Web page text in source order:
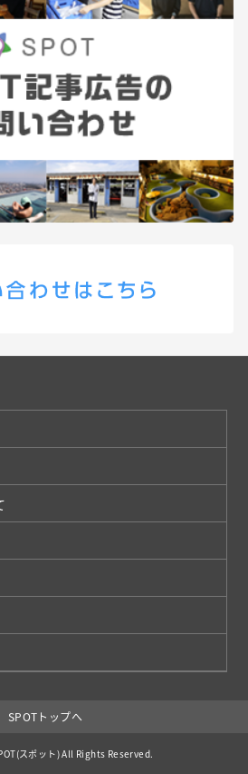
SPOTトップへ
スポット) All Rights Reserved.